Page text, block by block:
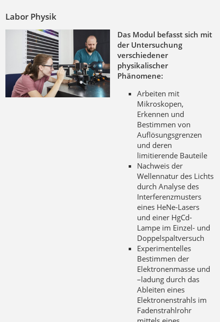
Labor Physik
Das Modul befasst sich mit
der Untersuchung
verschiedener
physikalischer
Phänomene:
Arbeiten mit
Mikroskopen,
Erkennen und
Bestimmen von
Auflösungsgrenzen
und deren
limitierende Bauteile
Nachweis der
Wellennatur des Lichts
durch Analyse des
Interferenzmusters
eines HeNe-Lasers
und einer HgCd-
Lampe im Einzel- und
Doppelspaltversuch
Experimentelles
Bestimmen der
Elektronenmasse und
–ladung durch das
Ableiten eines
Elektronenstrahls im
Fadenstrahlrohr